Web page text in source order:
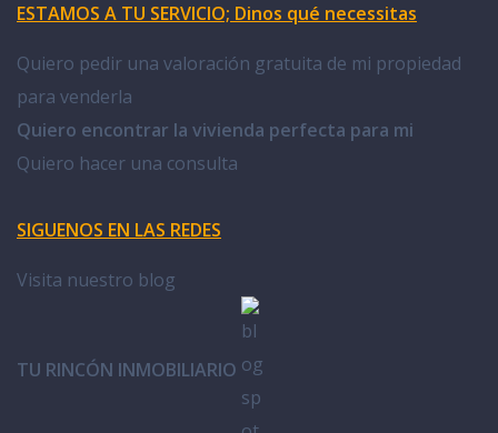
ESTAMOS A TU SERVICIO; Dinos qué necessitas
Quiero pedir una valoración gratuita de mi propiedad
para venderla
Quiero encontrar la vivienda perfecta para mi
Quiero hacer una consulta
SIGUENOS EN LAS REDES
Visita nuestro blog
TU RINCÓN INMOBILIARIO